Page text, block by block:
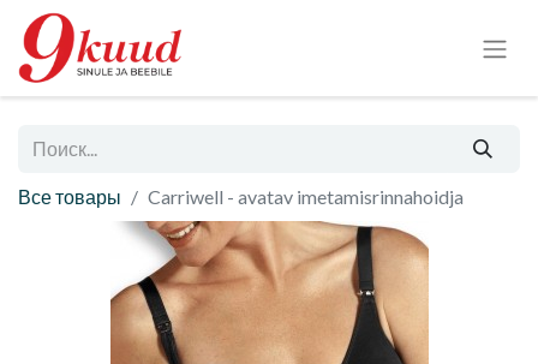
Все товары Carriwell - avatav imetamisrinnahoidja